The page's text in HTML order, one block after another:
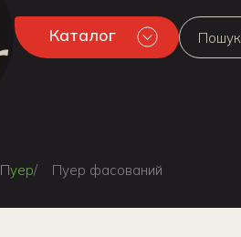
Каталог
Пуер Пуер фасований